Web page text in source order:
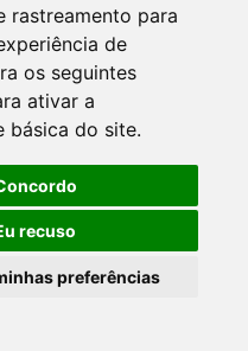
rastreamento para
de
os seguintes
ativar a
básica do site.
recuso
preferências